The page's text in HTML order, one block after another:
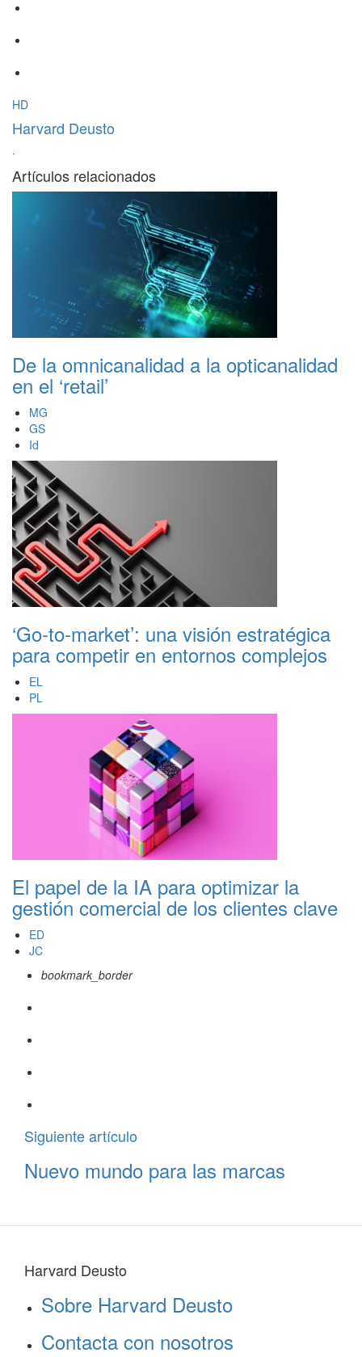
HD
Harvard Deusto
·
Artículos relacionados
De la omnicanalidad a la opticanalidad
en el ‘retail’
MG
GS
Id
‘Go-to-market’: una visión estratégica
para competir en entornos complejos
EL
PL
El papel de la IA para optimizar la
gestión comercial de los clientes clave
ED
JC
bookmark_border
Siguiente artículo
Nuevo mundo para las marcas
Harvard Deusto
Sobre Harvard Deusto
Contacta con nosotros